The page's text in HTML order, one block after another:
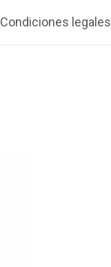
Condiciones legales